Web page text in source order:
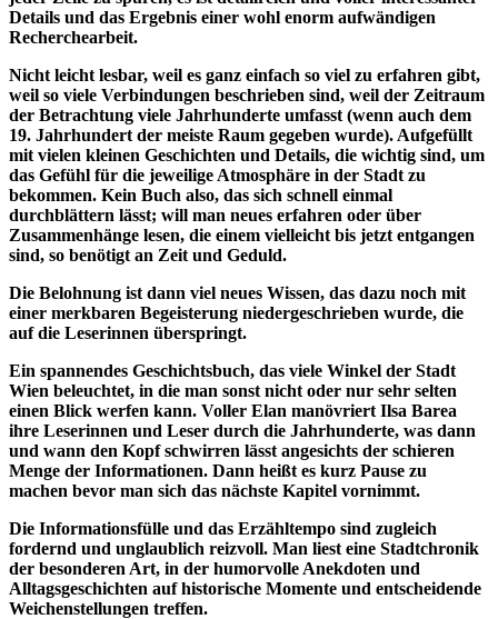
Details und das Ergebnis einer wohl enorm aufwändigen
Recherchearbeit.
Nicht leicht lesbar, weil es ganz einfach so viel zu erfahren gibt,
weil so viele Verbindungen beschrieben sind, weil der Zeitraum
der Betrachtung viele Jahrhunderte umfasst (wenn auch dem
19. Jahrhundert der meiste Raum gegeben wurde). Aufgefüllt
mit vielen kleinen Geschichten und Details, die wichtig sind, um
das Gefühl für die jeweilige Atmosphäre in der Stadt zu
bekommen. Kein Buch also, das sich schnell einmal
durchblättern lässt; will man neues erfahren oder über
Zusammenhänge lesen, die einem vielleicht bis jetzt entgangen
sind, so benötigt an Zeit und Geduld.
Die Belohnung ist dann viel neues Wissen, das dazu noch mit
einer merkbaren Begeisterung niedergeschrieben wurde, die
auf die Leserinnen überspringt.
Ein spannendes Geschichtsbuch, das viele Winkel der Stadt
Wien beleuchtet, in die man sonst nicht oder nur sehr selten
einen Blick werfen kann. Voller Elan manövriert Ilsa Barea
ihre Leserinnen und Leser durch die Jahrhunderte, was dann
und wann den Kopf schwirren lässt angesichts der schieren
Menge der Informationen. Dann heißt es kurz Pause zu
machen bevor man sich das nächste Kapitel vornimmt.
Die Informationsfülle und das Erzähltempo sind zugleich
fordernd und unglaublich reizvoll. Man liest eine Stadtchronik
der besonderen Art, in der humorvolle Anekdoten und
Alltagsgeschichten auf historische Momente und entscheidende
Weichenstellungen treffen.